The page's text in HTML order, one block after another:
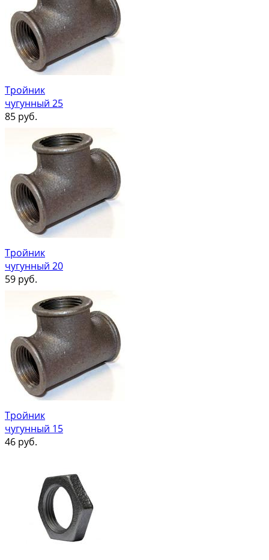
Тройник
чугунный 25
85 руб.
Тройник
чугунный 20
59 руб.
Тройник
чугунный 15
46 руб.